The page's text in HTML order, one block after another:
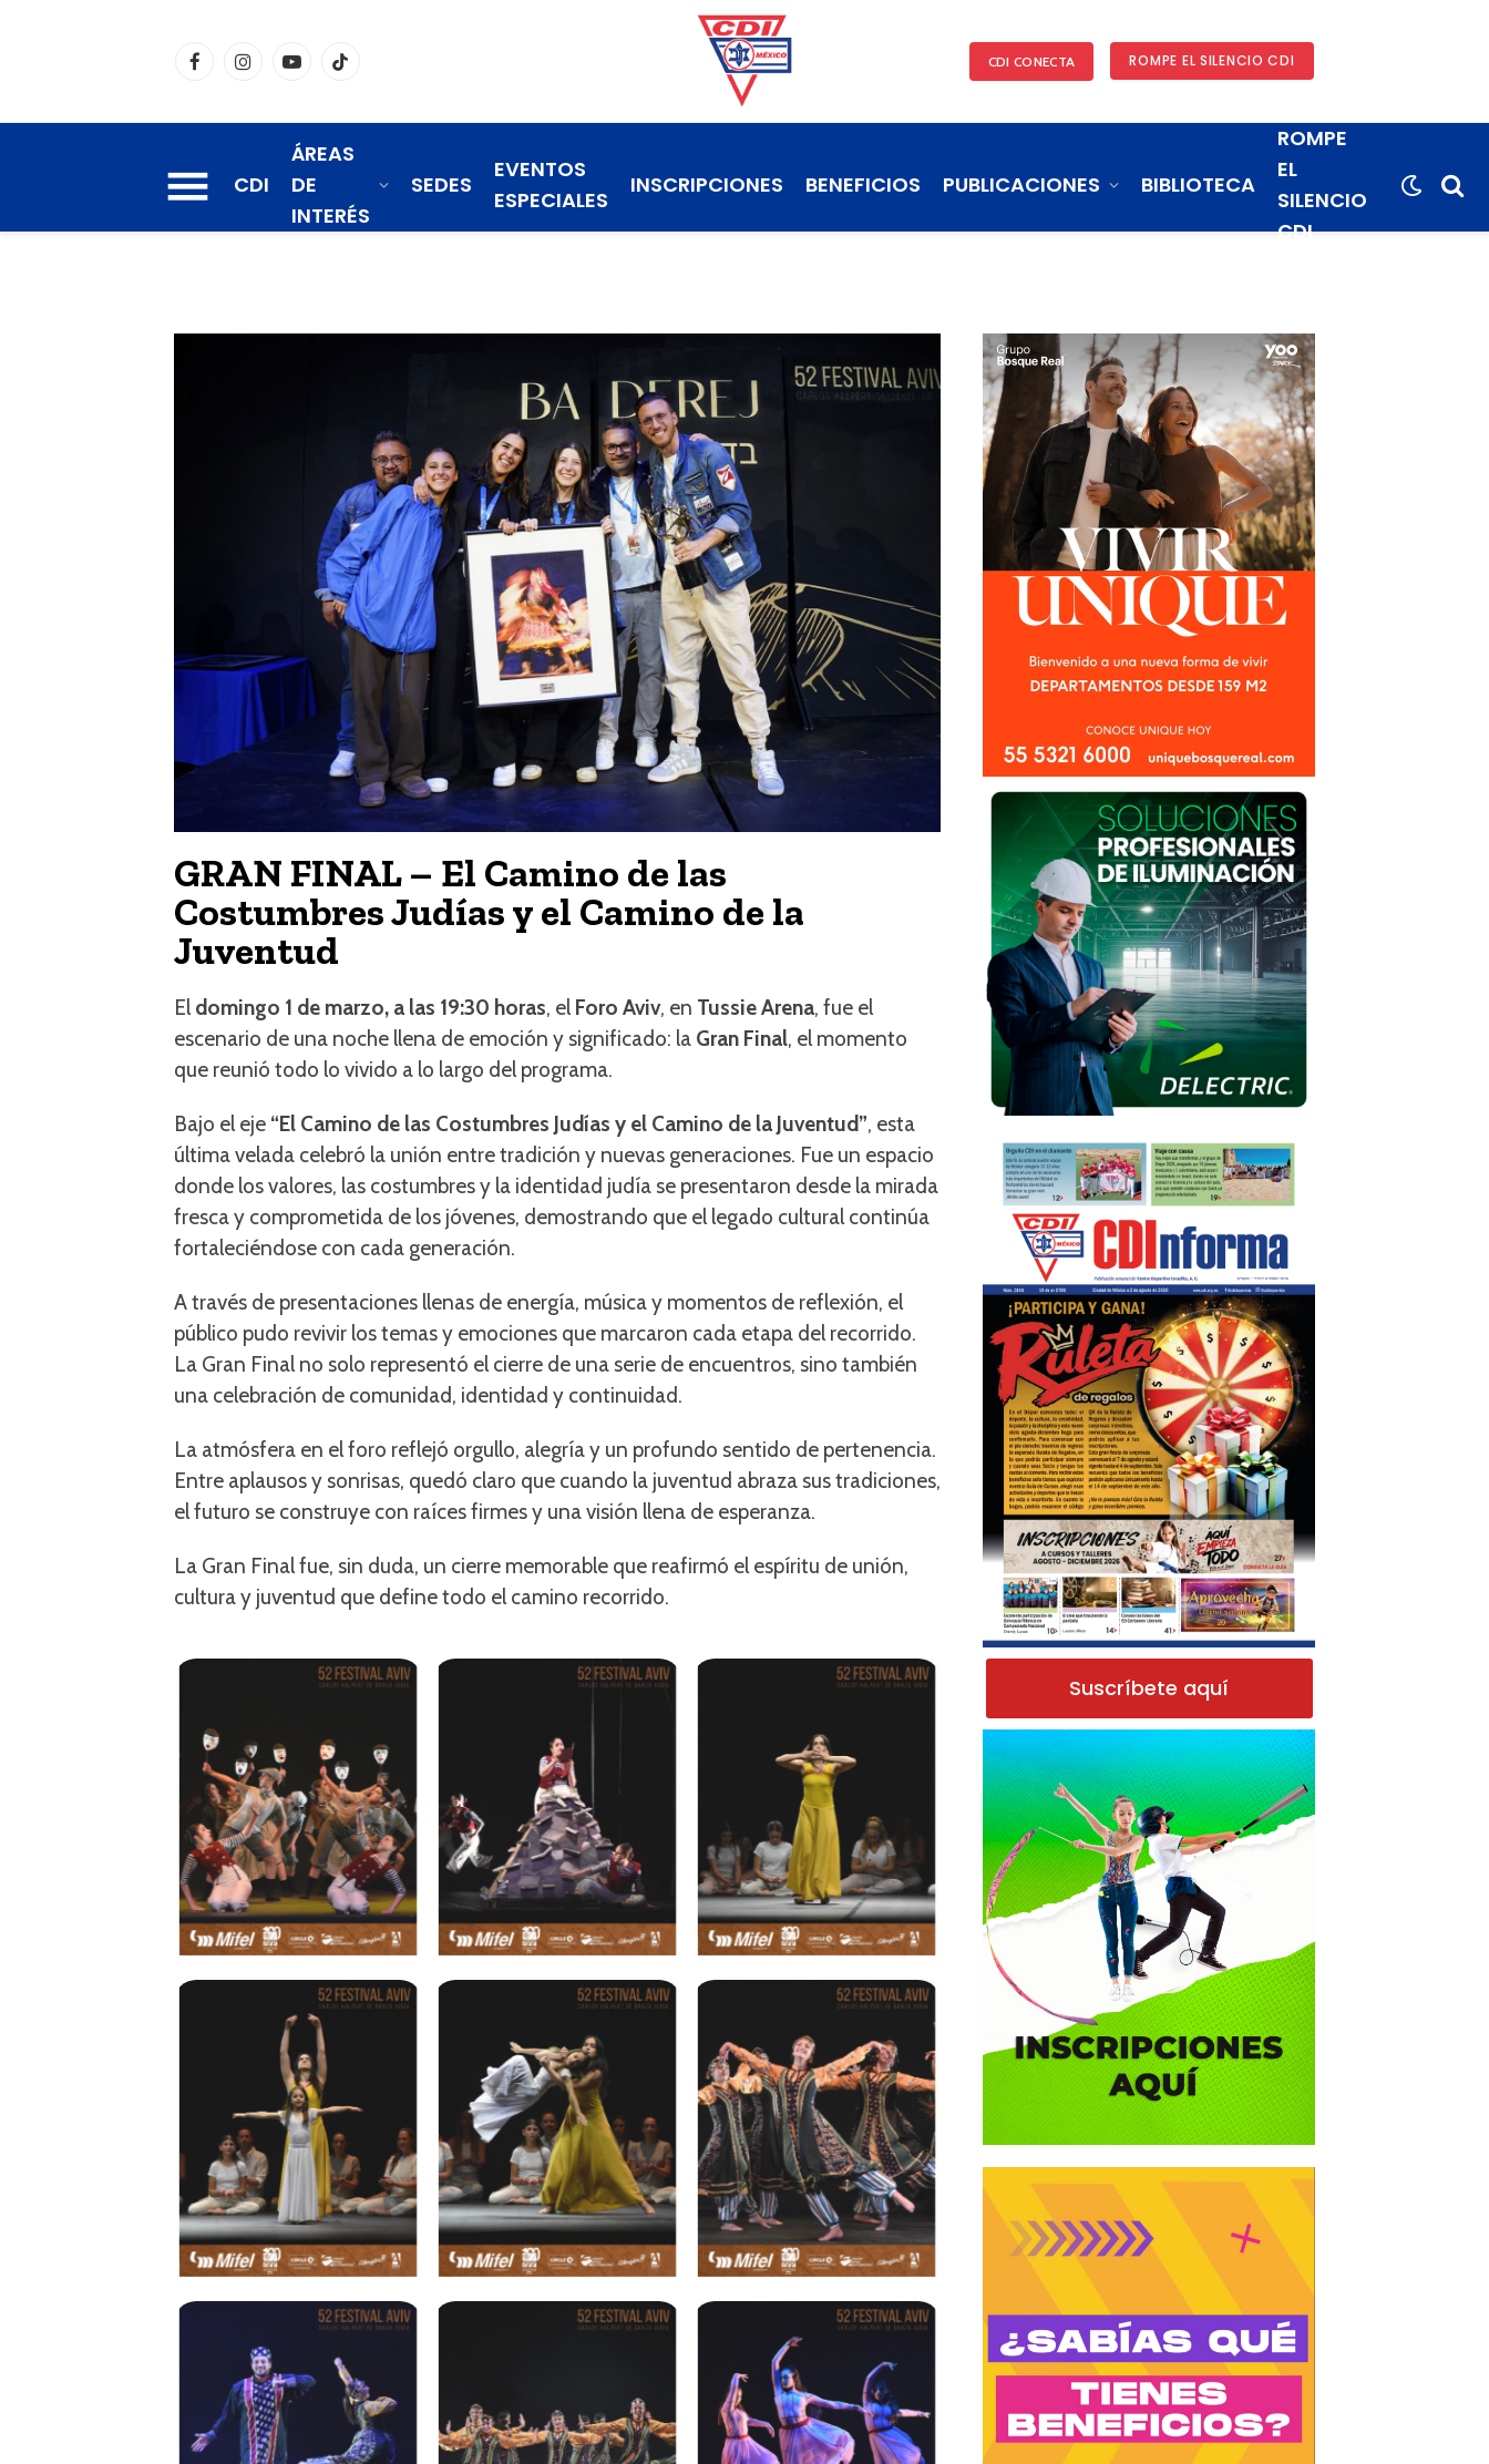
FacebookInstagramYouTubeTikTok CDI CONECTA ROMPE EL SILENCIO CDI
CDI
ÁREAS
DE
INTERÉS
SEDES
EVENTOS
ESPECIALES
INSCRIPCIONES BENEFICIOS PUBLICACIONES BIBLIOTECA
ROMPE
EL
SILENCIO
CDI
GRAN FINAL – El Camino de las
Costumbres Judías y el Camino de la
Juventud
El domingo 1 de marzo, a las 19:30 horas, el Foro Aviv, en Tussie Arena, fue el
escenario de una noche llena de emoción y significado: la Gran Final, el momento
que reunió todo lo vivido a lo largo del programa.
Bajo el eje “El Camino de las Costumbres Judías y el Camino de la Juventud”, esta
última velada celebró la unión entre tradición y nuevas generaciones. Fue un espacio
donde los valores, las costumbres y la identidad judía se presentaron desde la mirada
fresca y comprometida de los jóvenes, demostrando que el legado cultural continúa
fortaleciéndose con cada generación.
A través de presentaciones llenas de energía, música y momentos de reflexión, el
público pudo revivir los temas y emociones que marcaron cada etapa del recorrido.
La Gran Final no solo representó el cierre de una serie de encuentros, sino también
una celebración de comunidad, identidad y continuidad.
La atmósfera en el foro reflejó orgullo, alegría y un profundo sentido de pertenencia.
Entre aplausos y sonrisas, quedó claro que cuando la juventud abraza sus tradiciones,
el futuro se construye con raíces firmes y una visión llena de esperanza.
La Gran Final fue, sin duda, un cierre memorable que reafirmó el espíritu de unión,
cultura y juventud que define todo el camino recorrido.
Suscríbete aquí